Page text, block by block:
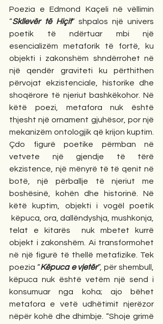
Poezia e Edmond Kaçeli në vëllimin
“Skllevër të Hiçit” shpalos një univers
poetik të ndërtuar mbi një
esencializëm metaforik të fortë, ku
objekti i zakonshëm shndërrohet në
një qendër graviteti ku përthithen
përvojat ekzistenciale, historike dhe
shoqërore të njeriut bashkëkohor. Në
këtë poezi, metafora nuk është
thjesht një ornament gjuhësor, por një
mekanizëm ontologjik që krijon kuptim.
Çdo figurë poetike përmban në
vetvete një gjendje të tërë
ekzistence, një mënyrë të të qenit në
botë, një përballje të njeriut me
boshësinë, kohën dhe historinë. Në
këtë kuptim, objekti i vogël poetik
këpuca, ora, dallëndyshja, mushkonja,
telat e kitarës  nuk mbetet kurrë
objekt i zakonshëm. Ai transformohet
në një figurë të thellë metafizike. Tek
poezia “Këpuca e vjetër”, për shembull,
këpuca nuk është vetëm një send i
konsumuar nga koha; ajo bëhet
metafora e vetë udhëtimit njerëzor
nëpër kohë dhe dhimbje. “Shoje grimë